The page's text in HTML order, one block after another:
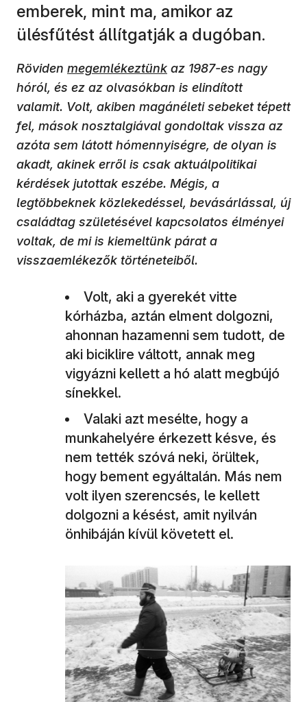
emberek, mint ma, amikor az
ülésfűtést állítgatják a dugóban.
Röviden megemlékeztünk az 1987-es nagy
hóról, és ez az olvasókban is elindított
valamit. Volt, akiben magánéleti sebeket tépett
fel, mások nosztalgiával gondoltak vissza az
azóta sem látott hómennyiségre, de olyan is
akadt, akinek erről is csak aktuálpolitikai
kérdések jutottak eszébe. Mégis, a
legtöbbeknek közlekedéssel, bevásárlással, új
családtag születésével kapcsolatos élményei
voltak, de mi is kiemeltünk párat a
visszaemlékezők történeteiből.
Volt, aki a gyerekét vitte
kórházba, aztán elment dolgozni,
ahonnan hazamenni sem tudott, de
aki biciklire váltott, annak meg
vigyázni kellett a hó alatt megbújó
sínekkel.
Valaki azt mesélte, hogy a
munkahelyére érkezett késve, és
nem tették szóvá neki, örültek,
hogy bement egyáltalán. Más nem
volt ilyen szerencsés, le kellett
dolgozni a késést, amit nyilván
önhibáján kívül követett el.